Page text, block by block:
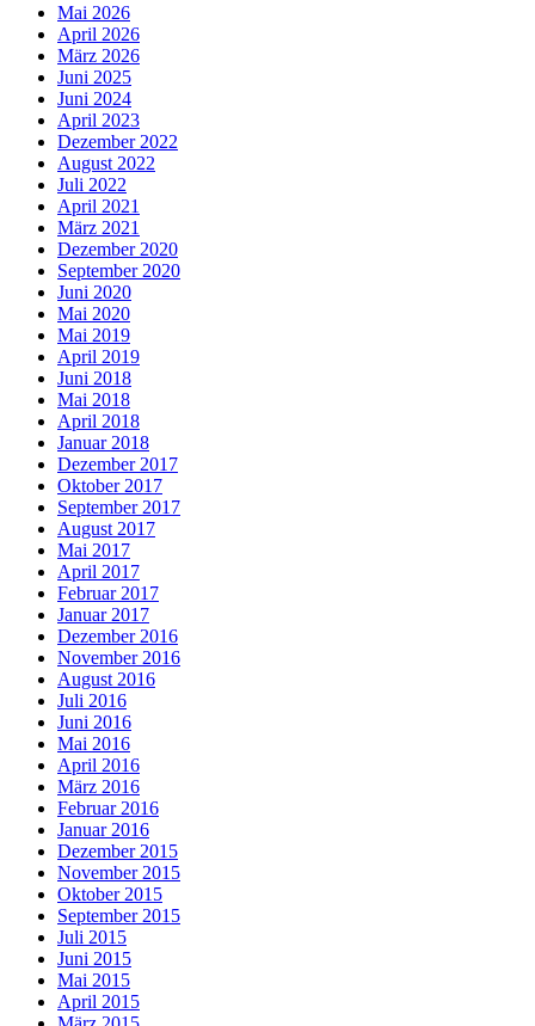
Mai 2026
April 2026
März 2026
Juni 2025
Juni 2024
April 2023
Dezember 2022
August 2022
Juli 2022
April 2021
März 2021
Dezember 2020
September 2020
Juni 2020
Mai 2020
Mai 2019
April 2019
Juni 2018
Mai 2018
April 2018
Januar 2018
Dezember 2017
Oktober 2017
September 2017
August 2017
Mai 2017
April 2017
Februar 2017
Januar 2017
Dezember 2016
November 2016
August 2016
Juli 2016
Juni 2016
Mai 2016
April 2016
März 2016
Februar 2016
Januar 2016
Dezember 2015
November 2015
Oktober 2015
September 2015
Juli 2015
Juni 2015
Mai 2015
April 2015